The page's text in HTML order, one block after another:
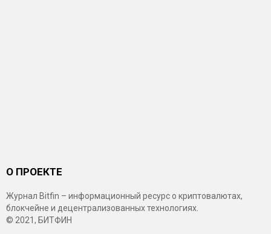
О ПРОЕКТЕ
Журнал Bitfin – информационный ресурс о криптовалютах,
блокчейне и децентрализованных технологиях.
© 2021, БИТФИН